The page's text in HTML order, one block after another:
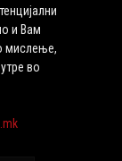
и Вам
мислење,
во